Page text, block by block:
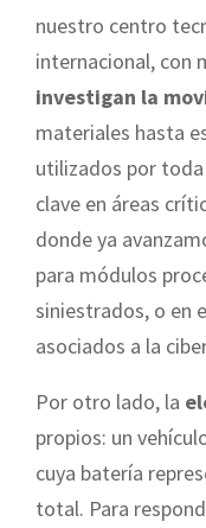
nuestro centro
internacional, con
investigan la
materiales hasta
utilizados por
clave en áreas
donde ya
para módulos
siniestrados, o en
asociados a la
Por otro lado, la
propios: un
cuya batería
total. Para